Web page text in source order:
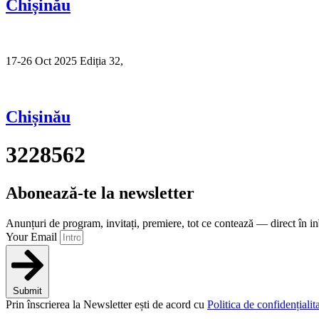
Chișinău
17-26 Oct 2025 Ediția 32,
Chișinău
3228562
Abonează-te la newsletter
Anunțuri de program, invitați, premiere, tot ce contează — direct în
Your Email
Submit
Prin înscrierea la Newsletter ești de acord cu Politica de